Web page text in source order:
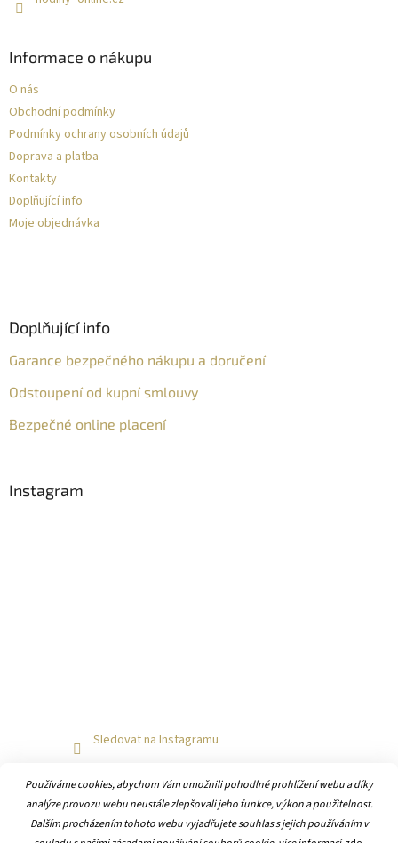
Používáme cookies, abychom Vám umožnili pohodlné prohlížení webu a díky
analýze provozu webu neustále zlepšovali jeho funkce, výkon a použitelnost.
Dalším procházením tohoto webu vyjadřujete souhlas s jejich používáním v
Informace o nákupu
O nás
Obchodní podmínky
Podmínky ochrany osobních údajů
Doprava a platba
Kontakty
Doplňující info
Moje objednávka
Doplňující info
Garance bezpečného nákupu a doručení
Odstoupení od kupní smlouvy
Bezpečné online placení
Instagram
Sledovat na Instagramu